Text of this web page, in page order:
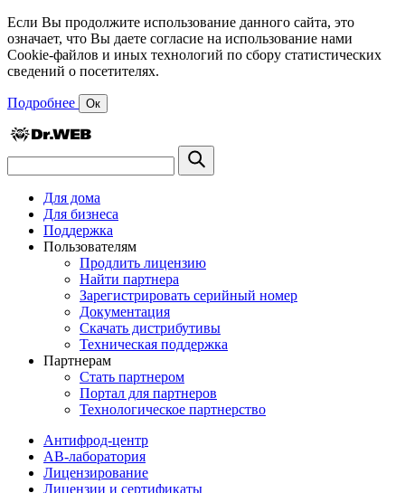
Если Вы продолжите использование данного сайта, это
означает, что Вы даете согласие на использование нами
Cookie-файлов и иных технологий по сбору статистических
сведений о посетителях.
Подробнее Ок
Для дома
Для бизнеса
Поддержка
Пользователям
Продлить лицензию
Найти партнера
Зарегистрировать серийный номер
Документация
Скачать дистрибутивы
Техническая поддержка
Партнерам
Стать партнером
Портал для партнеров
Технологическое партнерство
Антифрод-центр
АВ-лаборатория
Лицензирование
Лицензии и сертификаты